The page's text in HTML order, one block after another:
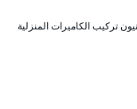
تركيب الكاميرات المنزلية